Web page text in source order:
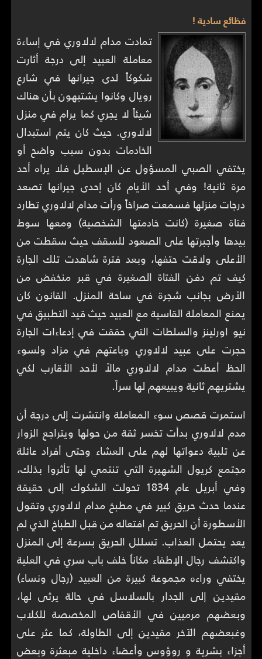
فظائع سادية !
تمادت مدام لالاوري في إساءة
معاملة العبيد إلى درجة أثارت
شكوكاً لدى جيرانها في شارع
رويال وكانوا يشتبهون بأن هناك
شيئاً لا يجري كما يرام في منزل
لالاوري. حيث كان يتم استبدال
الخادمات بدون سبب واضح أو
يختفي الصبي المسؤول عن الإسطبل فلا يراه أحد
مرة ثانية! وفي أحد الأيام كان إحدى جيرانها تصعد
درجات منزلها فسمعت صراخاً ورأت مدام لالاوري تطارد
فتاة صغيرة (كانت خادمتها الشخصية) ومعها سوط
بيدها وأجبرتها على الصعود للسقف حيث سقطت من
الأعلى ولاقت حتفها، وبعد فترة شاهدت تلك الجارة
كيف تم دفن الفتاة الصغيرة في قبر منخفض من
الأرض بجانب شجرة في ساحة المنزل. القانون كان
يمنع المعاملة القاسية مع العبيد حيث قيد التطبيق في
نيو اورلينز والسلطات التي حققت في إدعاءات الجارة
حجرت على عبيد لالاوري وباعتهم في مزاد ولسوء
الحظ أعطت مدام لالاوري مالاً لأحد الأقارب لكي
يشتريهم ثانية ويبيعهم لها سراً.
استمرت قصص سوء المعاملة وانتشرت إلى درجة أن
مدم لالاوري بدأت تخسر ثقة من حولها ويتراجع الزوار
عن تلبية دعواتها لهم على العشاء وحتى أفراد عائلة
مجتمع كريول الشهيرة التي تنتمي لها تأثروا بذلك،
وفي أبريل عام 1834 تحولت الشكوك إلى حقيقة
عندما حدث حريق كبير في مطبخ مدام لالاوري وتقول
الأسطورة أن الحريق تم افتعاله من قبل الطباخ الذي لم
يعد يحتمل العذاب. تسللل الحريق بسرعة إلى المنزل
واكتشف رجال الإطفاء مكاناُ خلف باب سري في العلية
يختفي وراءه مجموعة كبيرة من العبيد (رجال ونساء)
مقيدين إلى الجدار بالسلاسل في حالة يرثى لها،
وبعضهم مرميين في الأقفاص المخصصة للكلاب
وغبعضهم الآخر مقيدين إلى الطاولة، كما عثر على
أجزاء بشرية و روؤوس وأعضاء داخلية مبعثرة وبعض